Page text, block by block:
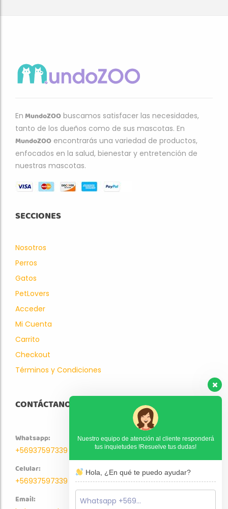
En MundoZOO buscamos satisfacer las necesidades,
tanto de los dueños como de sus mascotas. En
MundoZOO encontrarás una variedad de productos,
enfocados en la salud, bienestar y entretención de
nuestras mascotas.
SECCIONES
Nosotros
Perros
Gatos
PetLovers
Acceder
Mi Cuenta
Carrito
Checkout
Términos y Condiciones
CONTÁCTANOS
Whatsapp:
+56937597339
Celular:
+56937597339
Email:
Nuestro equipo de atención al cliente responderá
tus inquietudes !Resuelve tus dudas!
Hola, ¿En qué te puedo ayudar?